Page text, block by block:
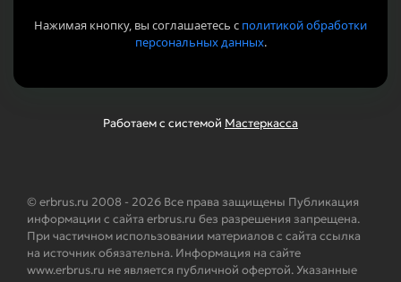
Нажимая кнопку, вы соглашаетесь с политикой обработки
персональных данных.
Работаем с системой Мастеркасса
© erbrus.ru 2008 - 2026 Все права защищены Публикация
информации с сайта erbrus.ru без разрешения запрещена.
При частичном использовании материалов с сайта ссылка
на источник обязательна. Информация на сайте
www.erbrus.ru не является публичной офертой. Указанные